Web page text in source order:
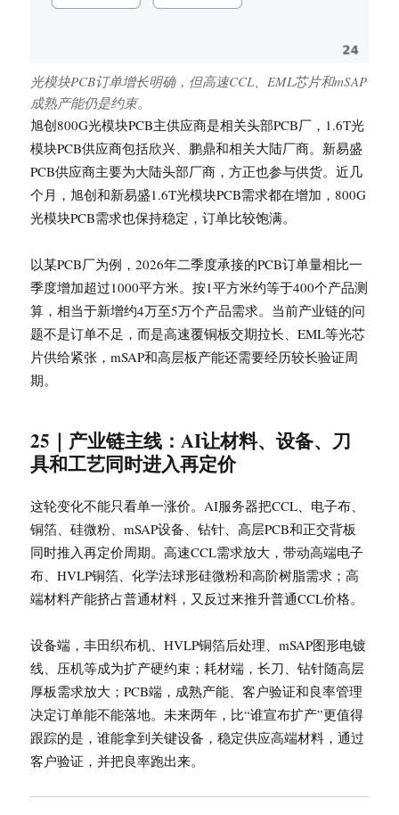
光模块PCB订单增长明确，但高速CCL、EML芯片和mSAP
成熟产能仍是约束。
旭创800G光模块PCB主供应商是相关头部PCB厂，1.6T光
模块PCB供应商包括欣兴、鹏鼎和相关大陆厂商。新易盛
PCB供应商主要为大陆头部厂商，方正也参与供货。近几
个月，旭创和新易盛1.6T光模块PCB需求都在增加，800G
光模块PCB需求也保持稳定，订单比较饱满。
以某PCB厂为例，2026年二季度承接的PCB订单量相比一
季度增加超过1000平方米。按1平方米约等于400个产品测
算，相当于新增约4万至5万个产品需求。当前产业链的问
题不是订单不足，而是高速覆铜板交期拉长、EML等光芯
片供给紧张，mSAP和高层板产能还需要经历较长验证周
期。
25｜产业链主线：AI让材料、设备、刀
具和工艺同时进入再定价
这轮变化不能只看单一涨价。AI服务器把CCL、电子布、
铜箔、硅微粉、mSAP设备、钻针、高层PCB和正交背板
同时推入再定价周期。高速CCL需求放大，带动高端电子
布、HVLP铜箔、化学法球形硅微粉和高阶树脂需求；高
端材料产能挤占普通材料，又反过来推升普通CCL价格。
设备端，丰田织布机、HVLP铜箔后处理、mSAP图形电镀
线、压机等成为扩产硬约束；耗材端，长刀、钻针随高层
厚板需求放大；PCB端，成熟产能、客户验证和良率管理
决定订单能不能落地。未来两年，比“谁宣布扩产”更值得
跟踪的是，谁能拿到关键设备，稳定供应高端材料，通过
客户验证，并把良率跑出来。